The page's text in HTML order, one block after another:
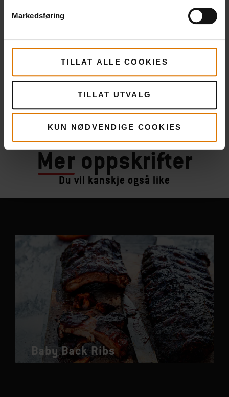
Markedsføring
TILLAT ALLE COOKIES
TILLAT UTVALG
KUN NØDVENDIGE COOKIES
Meroppskrifter
Du vil kanskje også like
Baby Back Ribs